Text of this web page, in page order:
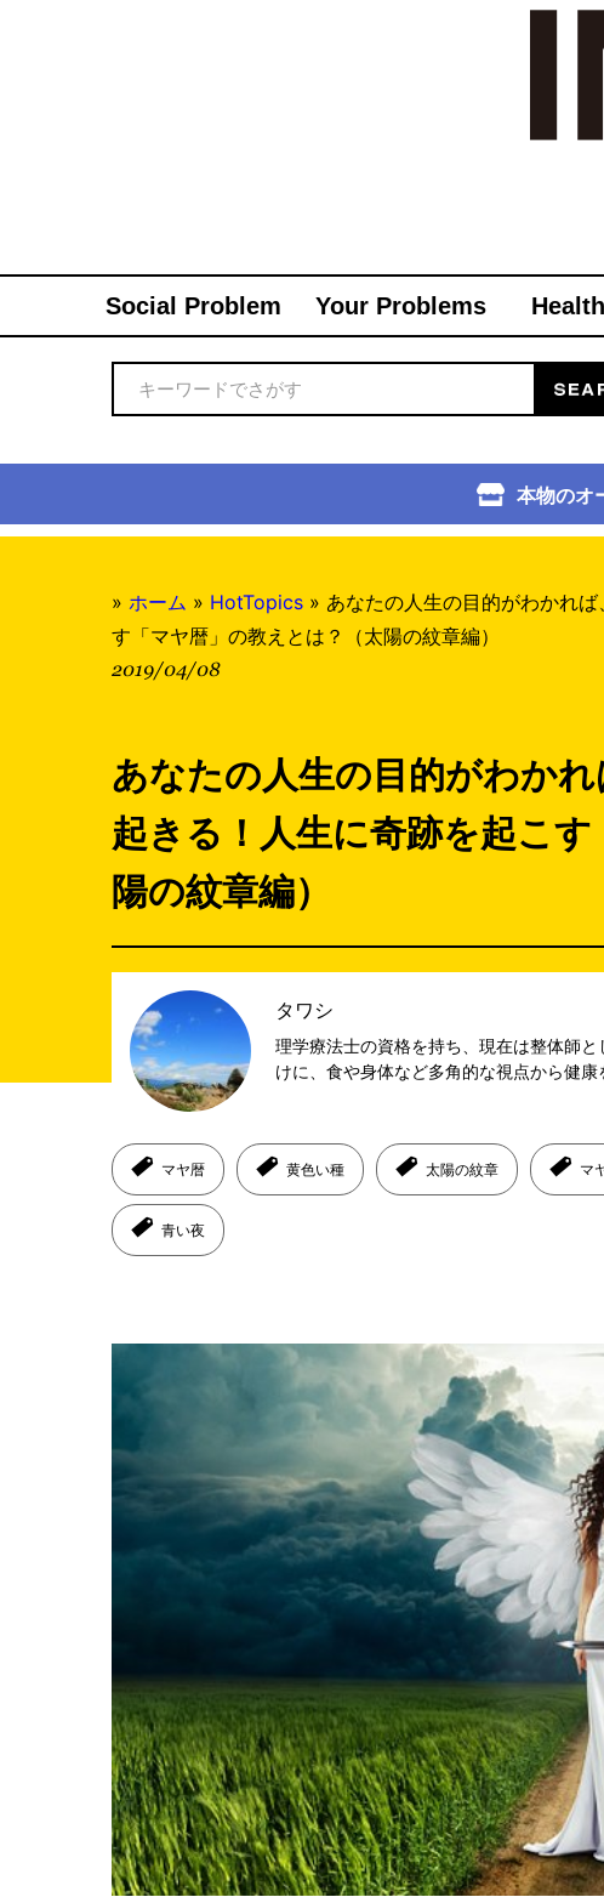
Social Problem Your Problems
本物のオ
» ホーム » HotTopics » あなたの人生の目的がわかれ
す「マヤ暦」の教えとは？（太陽の紋章編）
2019/04/08
あなたの人生の目的がわか
起きる！人生に奇跡を起こ
陽の紋章編）
タワシ
理学療法士の資格を持ち、現在は整体師
けに、食や身体など多角的な視点から健
マヤ暦 黄色い種 太陽の紋章 マ
青い夜